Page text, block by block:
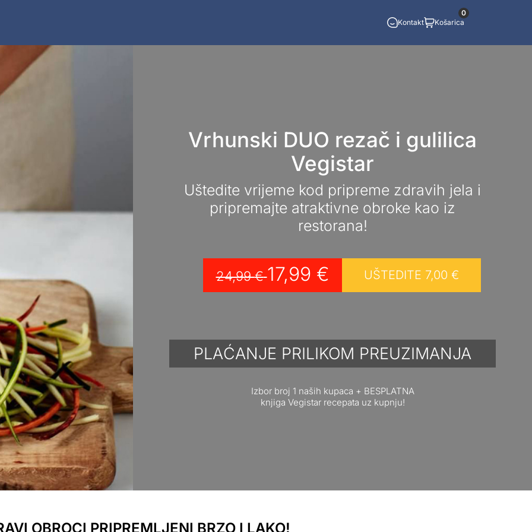
Kontakt Košarica
0
Vrhunski DUO rezač i gulilica
Vegistar
Uštedite vrijeme kod pripreme zdravih jela i
pripremajte atraktivne obroke kao iz
restorana!
24,99€ 17,99 € UŠTEDITE 7,00 €
PLAĆANJE PRILIKOM PREUZIMANJA
Izbor broj 1 naših kupaca + BESPLATNA
knjiga Vegistar recepata uz kupnju!
OBROCI PRIPREMLJENI BRZO I LAKO!